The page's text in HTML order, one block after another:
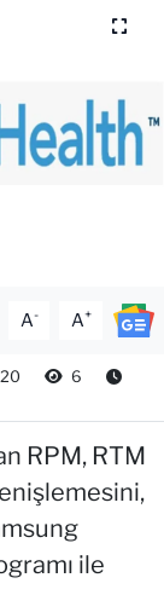
A- A+
6
RPM, RTM
ile